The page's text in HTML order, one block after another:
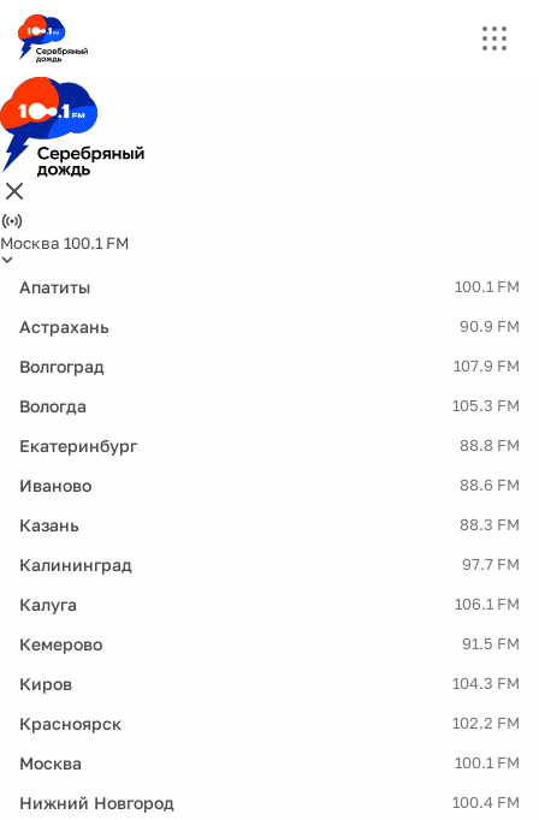
Москва 100.1 FM
Апатиты 100.1 FM
Астрахань 90.9 FM
Волгоград 107.9 FM
Вологда 105.3 FM
Екатеринбург 88.8 FM
Иваново 88.6 FM
Казань 88.3 FM
Калининград 97.7 FM
Калуга 106.1 FM
Кемерово 91.5 FM
Киров 104.3 FM
Красноярск 102.2 FM
Москва 100.1 FM
Нижний Новгород 100.4 FM